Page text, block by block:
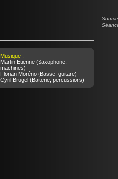
Musique :
Martin Etienne (Saxophone,
machines)
Florian Moréno (Basse, guitare)
Cyril Brugel (Batterie, percussions)